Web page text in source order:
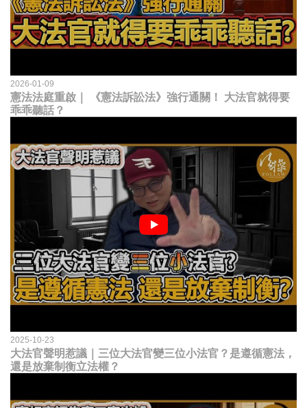
2026-01-09
憲法法庭重啟｜ 《憲法訴訟法》強行通關！ 大法官就得要
乖乖聽話？
2025-10-23
大法官聲明惹議｜三位大法官變三位小法官？是遵循憲法，
還是放棄制衡立法權？